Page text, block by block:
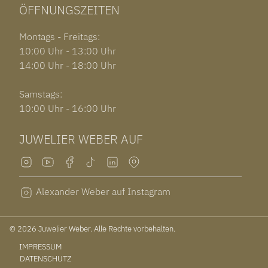
ÖFFNUNGSZEITEN
Montags - Freitags:
10:00 Uhr - 13:00 Uhr
14:00 Uhr - 18:00 Uhr
Samstags:
10:00 Uhr - 16:00 Uhr
JUWELIER WEBER AUF
Alexander Weber auf Instagram
© 2026 Juwelier Weber. Alle Rechte vorbehalten.
IMPRESSUM
DATENSCHUTZ